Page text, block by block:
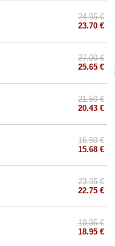
24.95 €
23.70 €
27.00 €
25.65 €
21.50 €
20.43 €
16.50 €
15.68 €
23.95 €
22.75 €
19.95 €
18.95 €